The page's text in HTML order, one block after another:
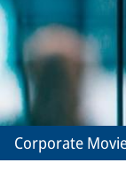
Corporate